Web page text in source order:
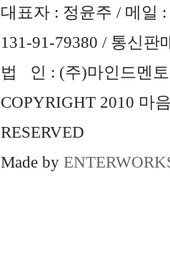
대표자 : 정윤주 / 메일 :
131-91-79380 / 통신판
법 인 : (주)마인드멘토
COPYRIGHT 2010 마
RESERVED
Made by